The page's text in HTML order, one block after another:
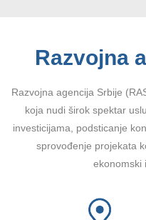
Razvojna
Razvojna agencija Srbije
koja nudi širok spektar
investicijama, podsticanje
sprovođenje projekata
ekonomski